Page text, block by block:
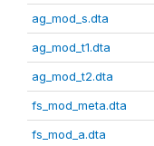
ag_mod_s.dta
ag_mod_t1.dta
ag_mod_t2.dta
fs_mod_meta.dta
fs_mod_a.dta